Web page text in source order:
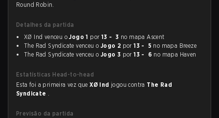
Round Robin.
Detalhes da partida
XØ Ind venceu oJogo 1 por 13 - 3 no mapa Ascent
The Rad Syndicate venceu o Jogo 2 por13 - 5 no mapa Breeze
The Rad Syndicate venceu o Jogo 3 por13 - 6 no mapa Haven
Estatísticas Head-to-head
Esta foi a primeira vez queXØ Ind jogou contra The Rad
Syndicate .
Previsão da partida